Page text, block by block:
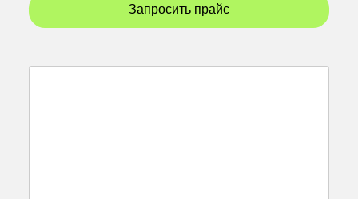
Запросить прайс